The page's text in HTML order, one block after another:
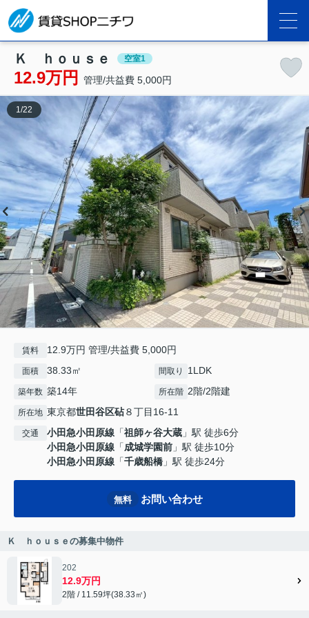
Ｋ ｈｏｕｓｅ 空室1
12.9万円 管理/共益費 5,000円
1 /22
賃料 12.9万円 管理/共益費 5,000円
面積 38.33㎡ 間取り 1LDK
築年数 築14年 所在階 2階/2階建
所在地 東京都世田谷区砧８丁目16-11
交通 小田急小田原線 「祖師ヶ谷大蔵 」駅 徒歩6分
小田急小田原線 「成城学園前 」駅 徒歩10分
小田急小田原線 「千歳船橋 」駅 徒歩24分
無料 お問い合わせ
Ｋ ｈｏｕｓｅの募集中物件
202
12.9万円
2階 / 11.59坪(38.33㎡)